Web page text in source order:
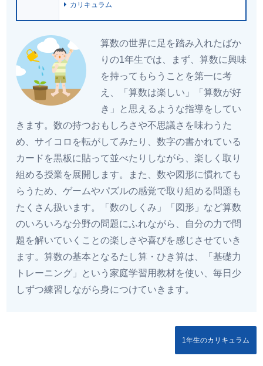
カリキュラム
算数の世界に足を踏み入れたばか
りの1年生では、まず、算数に興味
を持ってもらうことを第一に考
え、「算数は楽しい」「算数が好
き」と思えるような指導をしてい
きます。数の持つおもしろさや不思議さを味わうた
め、サイコロを転がしてみたり、数字の書かれている
カードを黒板に貼って並べたりしながら、楽しく取り
組める授業を展開します。また、数や図形に慣れても
らうため、ゲームやパズルの感覚で取り組める問題も
たくさん扱います。「数のしくみ」「図形」など算数
のいろいろな分野の問題にふれながら、自分の力で問
題を解いていくことの楽しさや喜びを感じさせていき
ます。算数の基本となるたし算・ひき算は、「基礎力
トレーニング」という家庭学習用教材を使い、毎日少
しずつ練習しながら身につけていきます。
1年生のカリキュラム